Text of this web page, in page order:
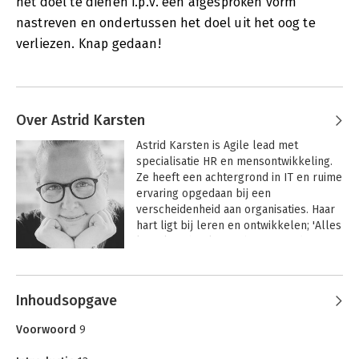
nastreven en ondertussen het doel uit het oog te
verliezen. Knap gedaan!
Over Astrid Karsten
Astrid Karsten is Agile lead met
specialisatie HR en mensontwikkeling.
Ze heeft een achtergrond in IT en ruime
ervaring opgedaan bij een
verscheidenheid aan organisaties. Haar
hart ligt bij leren en ontwikkelen; 'Alles
ontwikkelen en maximaal in te kunnen
Ze is een veelgevraagd spreker en co-
Andere boeken door Astrid Karsten
Inhoudsopgave
Voorwoord 9